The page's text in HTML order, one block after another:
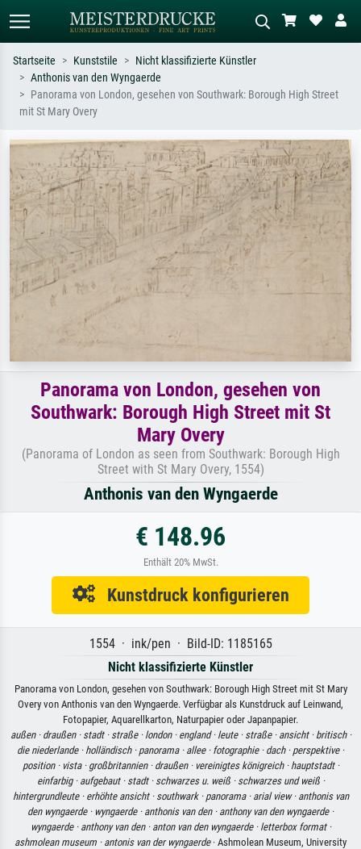
Standardsuche KI-Bildersuche
Suchen Sie nach Künstlern, Werktiteln
Sternennacht, Impressionismus, Welle
Hokusai, Akt.
Ölgemälde, Stehender Akt neben einem
Baum.
Startseite Kunststile
Nicht klassifizierte Künstler
Anthonis van den Wyngaerde
Panorama von London, gesehen von Southwark: Borough High Street
mit St Mary Overy
Panorama von London, gesehen von
Southwark: Borough High Street mit St
Mary Overy
(Panorama of London as seen from Southwark: Borough High
Street with St Mary Overy, 1554)
Anthonis van den Wyngaerde
€ 148.96
Enthält 20% MwSt.
Kunstdruck konfigurieren
1554 · ink/pen · Bild-ID: 1185165
Nicht klassifizierte Künstler
Panorama von London, gesehen von Southwark: Borough High Street mit St Mary
Overy von Anthonis van den Wyngaerde. Verfügbar als Kunstdruck auf Leinwand,
Fotopapier, Aquarellkarton, Naturpapier oder Japanpapier.
außen · draußen · stadt · straße · london · england · leute · straße · ansicht · britisch ·
die niederlande · holländisch · panorama · allee · fotographie · dach · perspektive ·
position · vista · großbritannien · draußen · vereinigtes königreich · hauptstadt ·
einfarbig · aufgebaut · stadt · schwarzes u. weiß · schwarzes und weiß ·
hintergrundleute · erhöhte ansicht · southwark · panorama · arial view · anthonis van
den wyngaerde · wyngaerde · anthonis van den · anthony van den wyngaerde ·
wyngaerde · anthony van den · anton van den wyngaerde · letterbox format ·
ashmolean museum · antonis van der wyngaerde· Ashmolean Museum, University